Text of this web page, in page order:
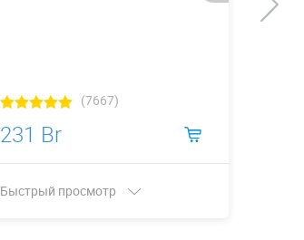
(7667)
231 Br
Быстрый просмотр